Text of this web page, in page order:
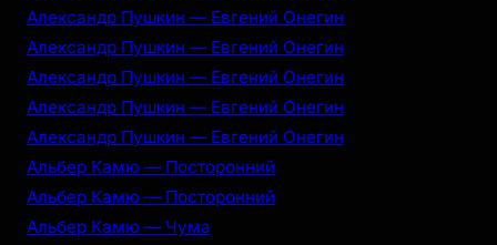
Александр Пушкин — Евгений Онегин
Александр Пушкин — Евгений Онегин
Александр Пушкин — Евгений Онегин
Александр Пушкин — Евгений Онегин
Александр Пушкин — Евгений Онегин
Альбер Камю — Посторонний
Альбер Камю — Посторонний
Альбер Камю — Чума